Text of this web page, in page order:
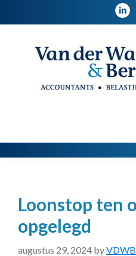
Loonstop ten
opgelegd
augustus 29, 2024 byVDWB